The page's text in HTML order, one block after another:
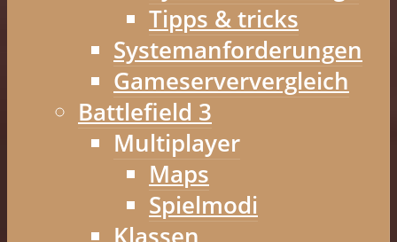
Tipps & tricks
Systemanforderungen
Gameserververgleich
Battlefield 3
Multiplayer
Maps
Spielmodi